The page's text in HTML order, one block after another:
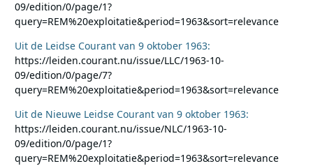
09/edition/0/page/1?
query=REM%20exploitatie&period=1963&sort=relevance
Uit de Leidse Courant van 9 oktober 1963:
https://leiden.courant.nu/issue/LLC/1963-10-
09/edition/0/page/7?
query=REM%20exploitatie&period=1963&sort=relevance
Uit de Nieuwe Leidse Courant van 9 oktober 1963:
https://leiden.courant.nu/issue/NLC/1963-10-
09/edition/0/page/1?
query=REM%20exploitatie&period=1963&sort=relevance